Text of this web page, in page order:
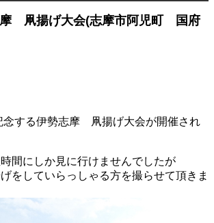
凧揚げ大会(志摩市阿児町 国府
念する伊勢志摩 凧揚げ大会が開催され
間にしか見に行けませんでしたが
をしていらっしゃる方を撮らせて頂きま